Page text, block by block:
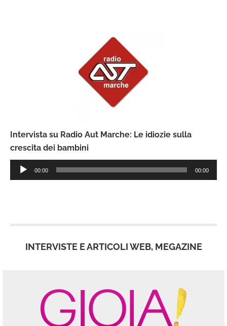
Intervista su Radio Aut Marche: Le idiozie sulla
crescita dei bambini
Audio
Player
00:00 00:00
INTERVISTE E ARTICOLI WEB, MEGAZINE